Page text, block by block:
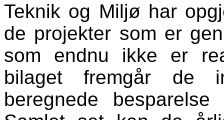
Teknik og Miljø har
de projekter som er
som endnu ikke er
bilaget fremgår de
beregnede